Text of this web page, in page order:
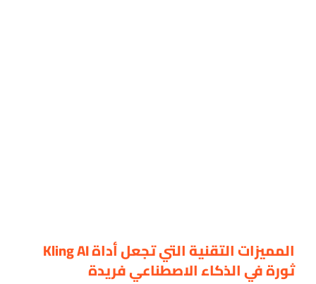
المميزات التقنية التي تجعل أداة Kling AI
ثورة في الذكاء الاصطناعي فريدة